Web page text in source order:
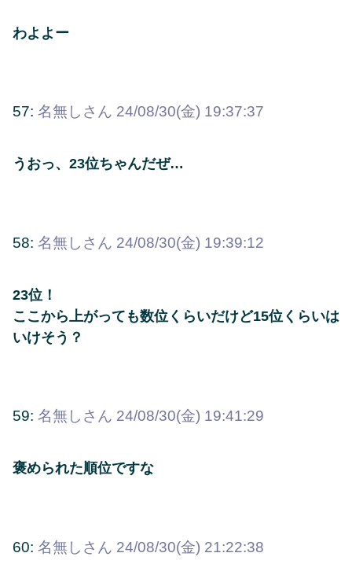
わよよー
57: 名無しさん 24/08/30(金) 19:37:37
うおっ、23位ちゃんだぜ…
58: 名無しさん 24/08/30(金) 19:39:12
23位！
ここから上がっても数位くらいだけど15位くらいは
いけそう？
59: 名無しさん 24/08/30(金) 19:41:29
褒められた順位ですな
60: 名無しさん 24/08/30(金) 21:22:38